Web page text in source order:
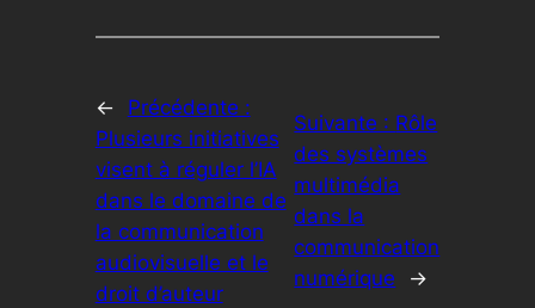
←
Précédente :
Plusieurs initiatives
visent à réguler l’IA
dans le domaine de
la communication
audiovisuelle et le
droit d’auteur
Suivante : Rôle
des systèmes
multimédia
dans la
communication
numérique
→